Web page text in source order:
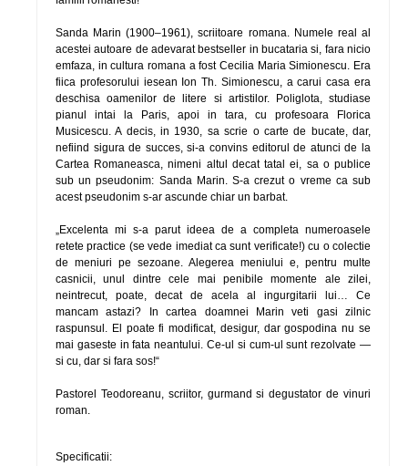
Sanda Marin (1900–1961), scriitoare romana. Numele real al
acestei autoare de adevarat bestseller in bucataria si, fara nicio
emfaza, in cultura romana a fost Cecilia Maria Simionescu. Era
fiica profesorului iesean Ion Th. Simionescu, a carui casa era
deschisa oamenilor de litere si artistilor. Poliglota, studiase
pianul intai la Paris, apoi in tara, cu profesoara Florica
Musicescu. A decis, in 1930, sa scrie o carte de bucate, dar,
nefiind sigura de succes, si-a convins editorul de atunci de la
Cartea Romaneasca, nimeni altul decat tatal ei, sa o publice
sub un pseudonim: Sanda Marin. S-a crezut o vreme ca sub
acest pseudonim s-ar ascunde chiar un barbat.
„Excelenta mi s-a parut ideea de a completa numeroasele
retete practice (se vede imediat ca sunt verificate!) cu o colectie
de meniuri pe sezoane. Alegerea meniului e, pentru multe
casnicii, unul dintre cele mai penibile momente ale zilei,
neintrecut, poate, decat de acela al ingurgitarii lui… Ce
mancam astazi? In cartea doamnei Marin veti gasi zilnic
raspunsul. El poate fi modificat, desigur, dar gospodina nu se
mai gaseste in fata neantului. Ce-ul si cum-ul sunt rezolvate —
si cu, dar si fara sos!“
Pastorel Teodoreanu, scriitor, gurmand si degustator de vinuri
roman.
Specificatii: